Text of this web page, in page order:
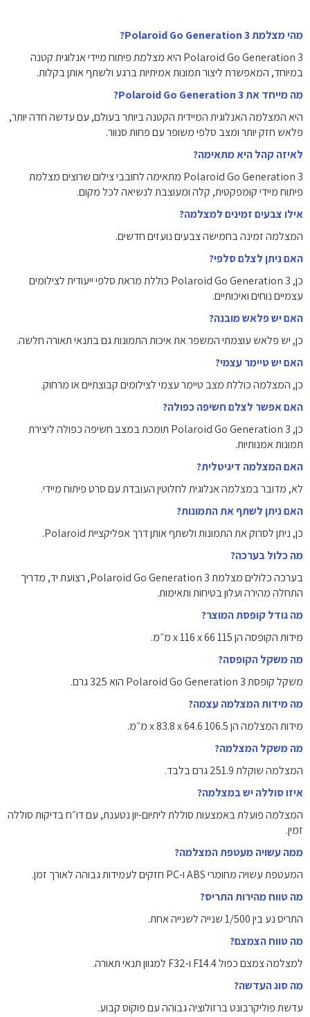
מהי מצלמת Polaroid Go Generation 3?
Polaroid Go Generation 3 היא מצלמת פיתוח מיידי אנלוגית קטנה
במיוחד, המאפשרת ליצור תמונות אמיתיות ברגע ולשתף אותן בקלות.
מה מייחד את Polaroid Go Generation 3?
היא המצלמה האנלוגית המיידית הקטנה ביותר בעולם, עם עדשה חדה יותר,
פלאש חזק יותר ומצב סלפי משופר עם פחות סנוור.
לאיזה קהל היא מתאימה?
Polaroid Go Generation 3 מתאימה לחובבי צילום שרוצים מצלמת
פיתוח מיידי קומפקטית, קלה ומעוצבת לנשיאה לכל מקום.
אילו צבעים זמינים למצלמה?
המצלמה זמינה בחמישה צבעים נועזים חדשים.
האם ניתן לצלם סלפי?
כן, Polaroid Go Generation 3 כוללת מראת סלפי ייעודית לצילומים
עצמיים נוחים ואיכותיים.
האם יש פלאש מובנה?
כן, יש פלאש עוצמתי המשפר את איכות התמונות גם בתנאי תאורה חלשה.
האם יש טיימר עצמי?
כן, המצלמה כוללת מצב טיימר עצמי לצילומים קבוצתיים או מרחוק.
האם אפשר לצלם חשיפה כפולה?
כן, Polaroid Go Generation 3 תומכת במצב חשיפה כפולה ליצירת
תמונות אמנותיות.
האם המצלמה דיגיטלית?
לא, מדובר במצלמה אנלוגית לחלוטין העובדת עם סרט פיתוח מיידי.
האם ניתן לשתף את התמונות?
כן, ניתן לסרוק את התמונות ולשתף אותן דרך אפליקציית Polaroid.
מה כלול בערכה?
בערכה כלולים מצלמת Polaroid Go Generation 3, רצועת יד, מדריך
התחלה מהירה ועלון בטיחות ותאימות.
מה גודל קופסת המוצר?
מידות הקופסה הן 115 x 116 x 66 מ״מ.
מה משקל הקופסה?
משקל קופסת Polaroid Go Generation 3 הוא 325 גרם.
מה מידות המצלמה עצמה?
מידות המצלמה הן 106.5 x 83.8 x 64.6 מ״מ.
מה משקל המצלמה?
המצלמה שוקלת 251.9 גרם בלבד.
איזו סוללה יש במצלמה?
המצלמה פועלת באמצעות סוללת ליתיום-יון נטענת, עם דו״ח בדיקות סוללה
זמין.
ממה עשויה מעטפת המצלמה?
המעטפת עשויה מחומרי ABS ו-PC חזקים לעמידות גבוהה לאורך זמן.
מה טווח מהירות התריס?
התריס נע בין 1/500 שנייה לשנייה אחת.
מה טווח הצמצם?
למצלמה צמצם כפול F14.4 ו-F32 למגוון תנאי תאורה.
מה סוג העדשה?
עדשת פוליקרבונט ברזולוציה גבוהה עם פוקוס קבוע.